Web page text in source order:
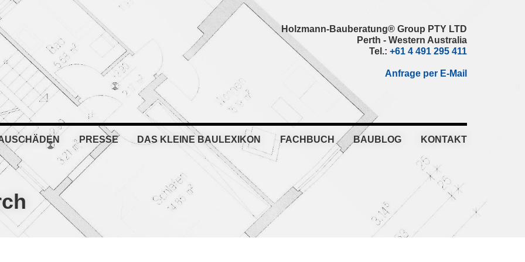
Holzmann-Bauberatung® Group PTY LTD
Perth - Western Australia
Tel.: +61 4 491 295 411
Anfrage per E-Mail
PRESSE DAS KLEINE BAULEXIKON FACHBUCH BAUBLOG KONTAKT